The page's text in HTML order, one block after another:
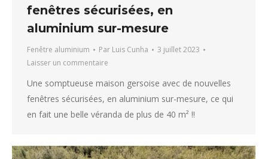
fenêtres sécurisées, en
aluminium sur-mesure
Fenêtre aluminium Par Luis Cunha
3 juillet 2023
Laisser un commentaire
Une somptueuse maison gersoise avec de nouvelles
fenêtres sécurisées, en aluminium sur-mesure, ce qui
en fait une belle véranda de plus de 40 m² !!